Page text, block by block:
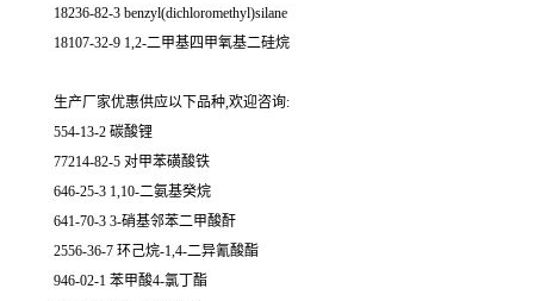
18236-82-3 benzyl(dichloromethyl)silane
18107-32-9 1,2-二甲基四甲氧基二硅烷
生产厂家优惠供应以下品种,欢迎咨询:
554-13-2 碳酸锂
77214-82-5 对甲苯磺酸铁
646-25-3 1,10-二氨基癸烷
641-70-3 3-硝基邻苯二甲酸酐
2556-36-7 环己烷-1,4-二异氰酸酯
946-02-1 苯甲酸4-氯丁酯